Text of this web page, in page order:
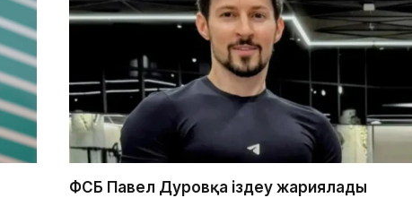
ФСБ Павел Дуровқа іздеу жариялады